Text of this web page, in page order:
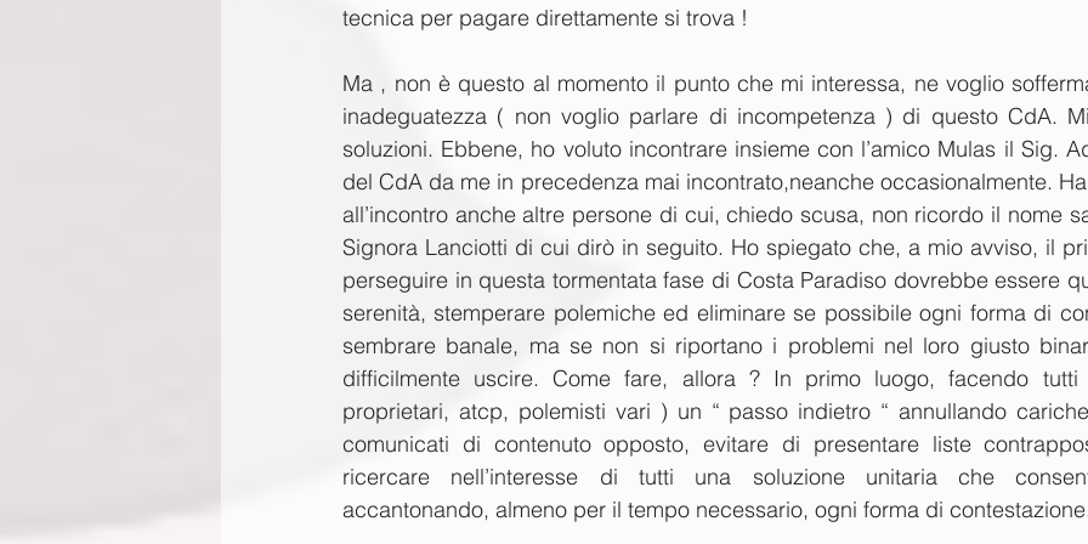
tecnica per pagare direttamente si trova !
Ma , non è questo al momento il punto che mi interessa, ne voglio
inadeguatezza ( non voglio parlare di incompetenza ) di questo CdA.
soluzioni. Ebbene, ho voluto incontrare insieme con l’amico Mulas il Sig.
del CdA da me in precedenza mai incontrato,neanche occasionalmente.
all’incontro anche altre persone di cui, chiedo scusa, non ricordo il nome
Signora Lanciotti di cui dirò in seguito. Ho spiegato che, a mio avviso, il
perseguire in questa tormentata fase di Costa Paradiso dovrebbe essere
serenità, stemperare polemiche ed eliminare se possibile ogni forma di
sembrare banale, ma se non si riportano i problemi nel loro giusto
difficilmente uscire. Come fare, allora ? In primo luogo, facendo
proprietari, atcp, polemisti vari ) un “ passo indietro “ annullando
comunicati di contenuto opposto, evitare di presentare liste
ricercare nell’interesse di tutti una soluzione unitaria che
accantonando, almeno per il tempo necessario, ogni forma di